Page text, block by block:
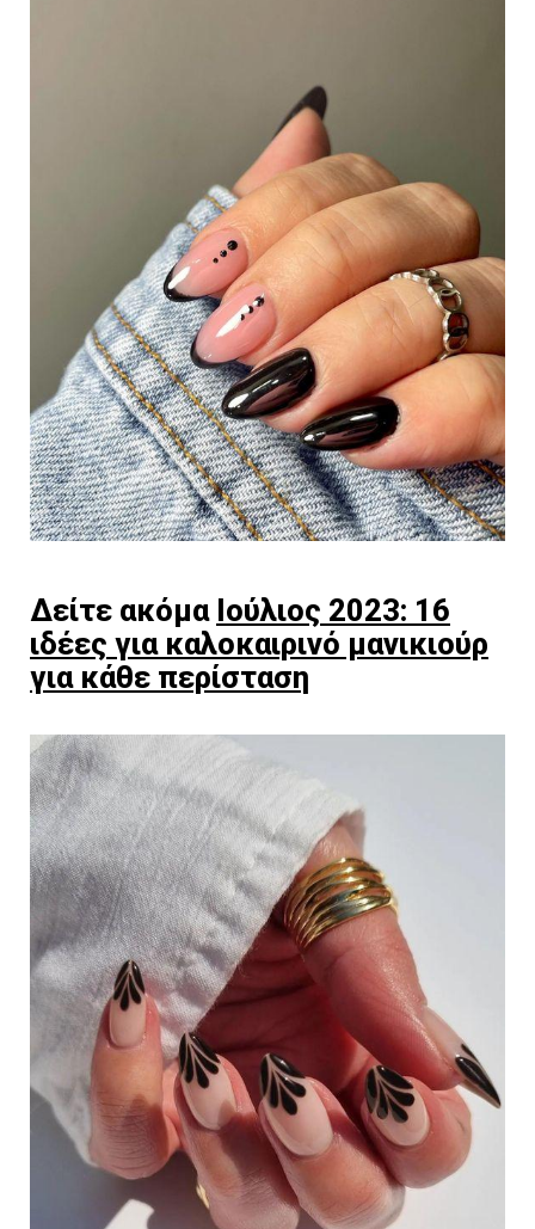
Δείτε ακόμα Ιούλιος 2023: 16
ιδέες για καλοκαιρινό μανικιούρ
για κάθε περίσταση